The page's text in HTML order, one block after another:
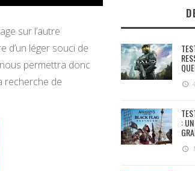
sur l’autre
d’un léger souci de
permettra donc
recherche de
: